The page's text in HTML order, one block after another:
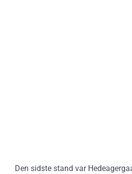
Den sidste stand var